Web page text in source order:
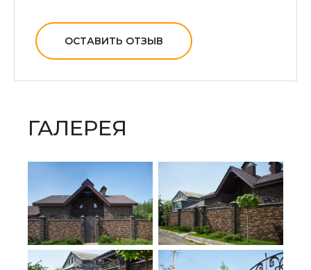
ОСТАВИТЬ ОТЗЫВ
ГАЛЕРЕЯ